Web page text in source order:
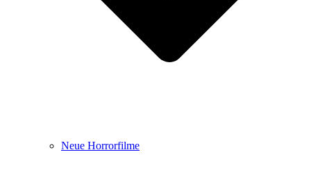
Neue Horrorfilme